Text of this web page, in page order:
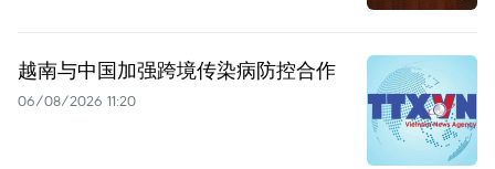
越南与中国加强跨境传染病防控合作
06/08/2026 11:20